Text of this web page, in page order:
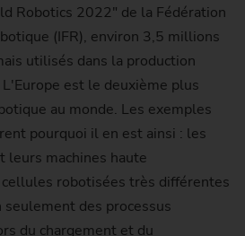
Robotics 2022" de la Fédération
(IFR), environ 3,5 millions
utilisés dans la production
est le deuxième plus
au monde. Les exemples
pourquoi il en est ainsi : les
leurs machines haute
cellules robotisées très différentes
des processus
du chargement et du